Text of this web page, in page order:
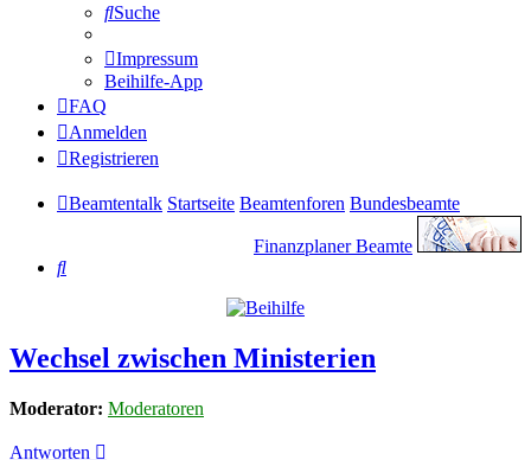
Suche
Impressum
Beihilfe-App
FAQ
Anmelden
Registrieren
Beamtentalk Startseite Beamtenforen Bundesbeamte
Finanzplaner Beamte
Suche
Wechsel zwischen Ministerien
Moderator: Moderatoren
Antworten